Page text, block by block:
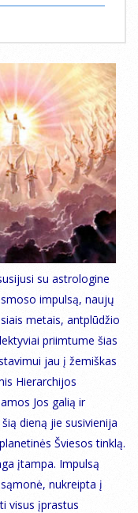
su astrologine
impulsą, naujų
metais, antplūdžio
priimtume šias
jau į žemiškas
Hierarchijos
Jos galią ir
dieną jie susivienija
Šviesos tinklą.
įtampa. Impulsą
nukreipta į
visus įprastus